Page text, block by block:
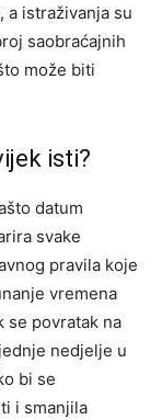
a istraživanja su
saobraćajnih
može biti
isti?
datum
svake
pravila koje
vremena
se povratak na
nedjelje u
bi se
i smanjila